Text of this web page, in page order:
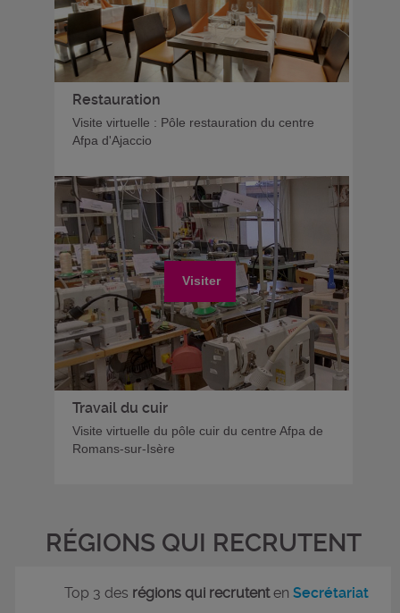
Restauration
Visite virtuelle : Pôle restauration du centre
Afpa d'Ajaccio
Visiter
Travail du cuir
Visite virtuelle du pôle cuir du centre Afpa de
Romans-sur-Isère
RÉGIONS QUI RECRUTENT
Top 3 des régions qui recrutentenSecrétariat